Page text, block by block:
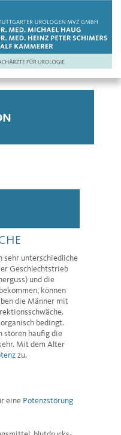
sehr unterschiedliche
Geschlechtstrieb
und die
können
die Männer mit
bedingt.
stören häufig die
Mit dem Alter
zu.
eine Potenzstörung